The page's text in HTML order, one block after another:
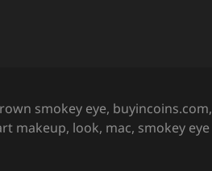
smokey eye, buyincoins.com,
makeup, look, mac, smokey eye